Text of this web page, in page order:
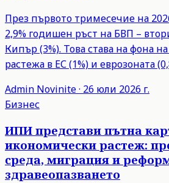
През първото тримесечие на
2,9% годишен ръст на БВП –
Кипър (3%). Това става на фона
растежа в ЕС (1%) и еврозоната
Admin Novinite· 26 юли 2026 г.
Бизнес
ИПИ представи пътна
икономически растеж:
среда, миграция и
здравеопазването